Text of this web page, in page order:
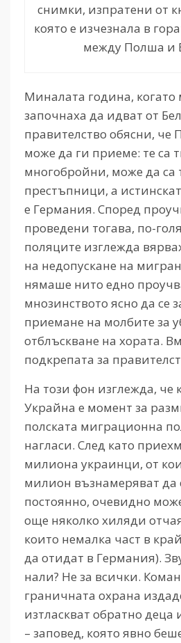
снимки, изпратени от
която е изчезнала в
между Полша и
Миналата година, когато
започнаха да идват от
правителство обясни, че
може да ги приеме: те са
многобройни, може да са
престъпници, а
е Германия. Според
проведени тогава, по-
поляците изглежда
на недопускане на
нямаше нито едно
мнозинството ясно да се
приемане на молбите за
отблъскване на хората.
подкрепата за
На този фон изглежда, че
Украйна е момент за
полската миграционна
нагласи. След като
милиона украинци, от
милион възнамеряват да
постоянно, очевидно
още няколко хиляди
които немалка част в
да отидат в Германия).
нали? Не за всички.
граничната охрана
изтласкват обратно деца
– заповед, която явно